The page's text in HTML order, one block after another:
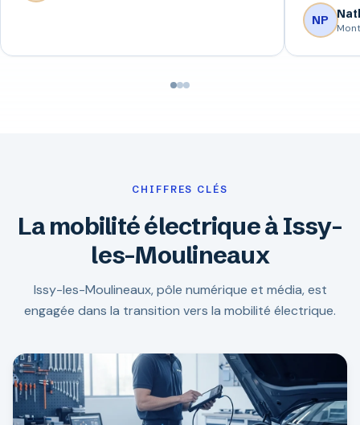
NP
CHIFFRES CLÉS
La mobilité électrique à Issy-
les-Moulineaux
Issy-les-Moulineaux, pôle numérique et média, est
engagée dans la transition vers la mobilité électrique.